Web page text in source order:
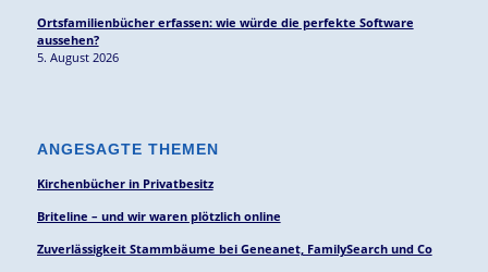
Ortsfamilienbücher erfassen: wie würde die perfekte Software
aussehen?
5. August 2026
ANGESAGTE THEMEN
Kirchenbücher in Privatbesitz
Briteline – und wir waren plötzlich online
Zuverlässigkeit Stammbäume bei Geneanet, FamilySearch und Co